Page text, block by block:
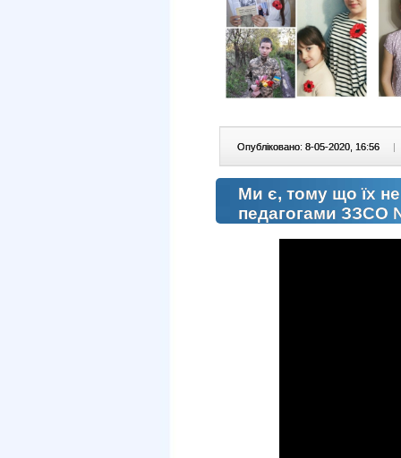
Опубліковано: 8-05-2020, 16:56 |
Ми є, тому що їх
педагогами ЗЗСО